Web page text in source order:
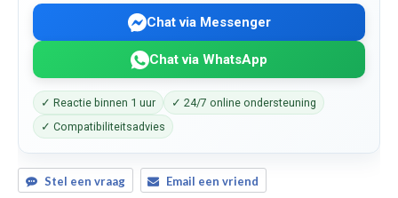
Chat via Messenger
Chat via WhatsApp
✓ Reactie binnen 1 uur
✓ 24/7 online ondersteuning
✓ Compatibiliteitsadvies
Stel een vraag Email een vriend